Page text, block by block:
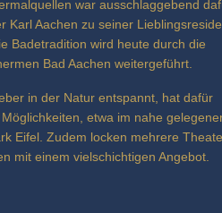
war ausschlaggebend
Karl Aachen zu seiner
Badetradition wird heute durch die
Bad Aachen weitergeführt.
in der Natur entspannt, hat dafür
etwa im nahe
Eifel. Zudem locken mehrere
mit einem vielschichtigen Angebot.